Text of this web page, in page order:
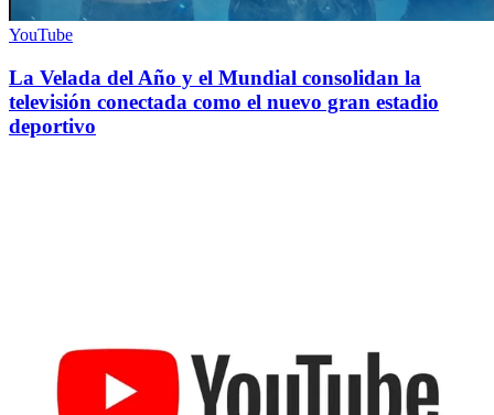
YouTube
La Velada del Año y el Mundial consolidan la
televisión conectada como el nuevo gran estadio
deportivo